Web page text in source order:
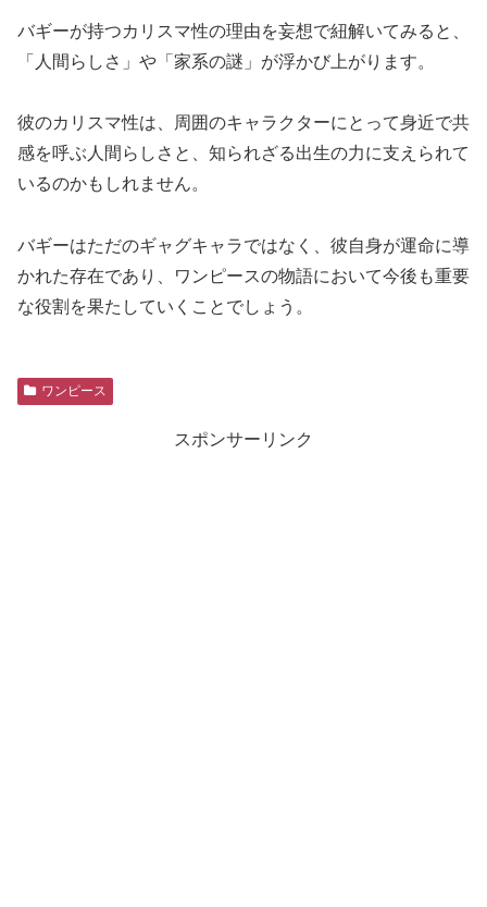
バギーが持つカリスマ性の理由を妄想で紐解いてみると、
「人間らしさ」や「家系の謎」が浮かび上がります。
彼のカリスマ性は、周囲のキャラクターにとって身近で共
感を呼ぶ人間らしさと、知られざる出生の力に支えられて
いるのかもしれません。
バギーはただのギャグキャラではなく、彼自身が運命に導
かれた存在であり、ワンピースの物語において今後も重要
な役割を果たしていくことでしょう。
ワンピース
スポンサーリンク